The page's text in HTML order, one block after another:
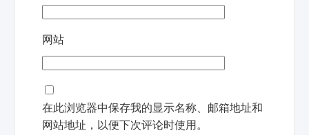
网站
在此浏览器中保存我的显示名称、邮箱地址和
网站地址，以便下次评论时使用。